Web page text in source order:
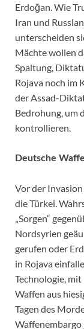
Erdoğan. Wie
Iran und
unterscheiden
Mächte wollen
Spaltung,
Rojava noch im
der Assad-
Bedrohung, um
kontrollieren.
Deutsche
Vor der
die Türkei.
„Sorgen“
Nordsyrien
gerufen oder
in Rojava
Technologie,
Waffen aus
Tagen des
Waffenembargo